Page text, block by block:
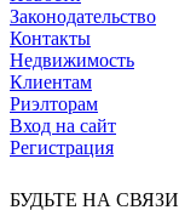
Законодательство
Контакты
Недвижимость
Клиентам
Риэлторам
Вход на сайт
Регистрация
БУДЬТЕ НА СВЯЗИ